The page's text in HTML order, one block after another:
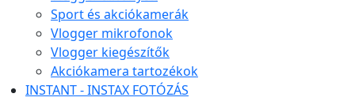
Sport és akciókamerák
Vlogger mikrofonok
Vlogger kiegészítők
Akciókamera tartozékok
INSTANT - INSTAX FOTÓZÁS